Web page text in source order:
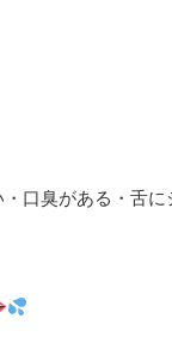
口臭がある・舌に